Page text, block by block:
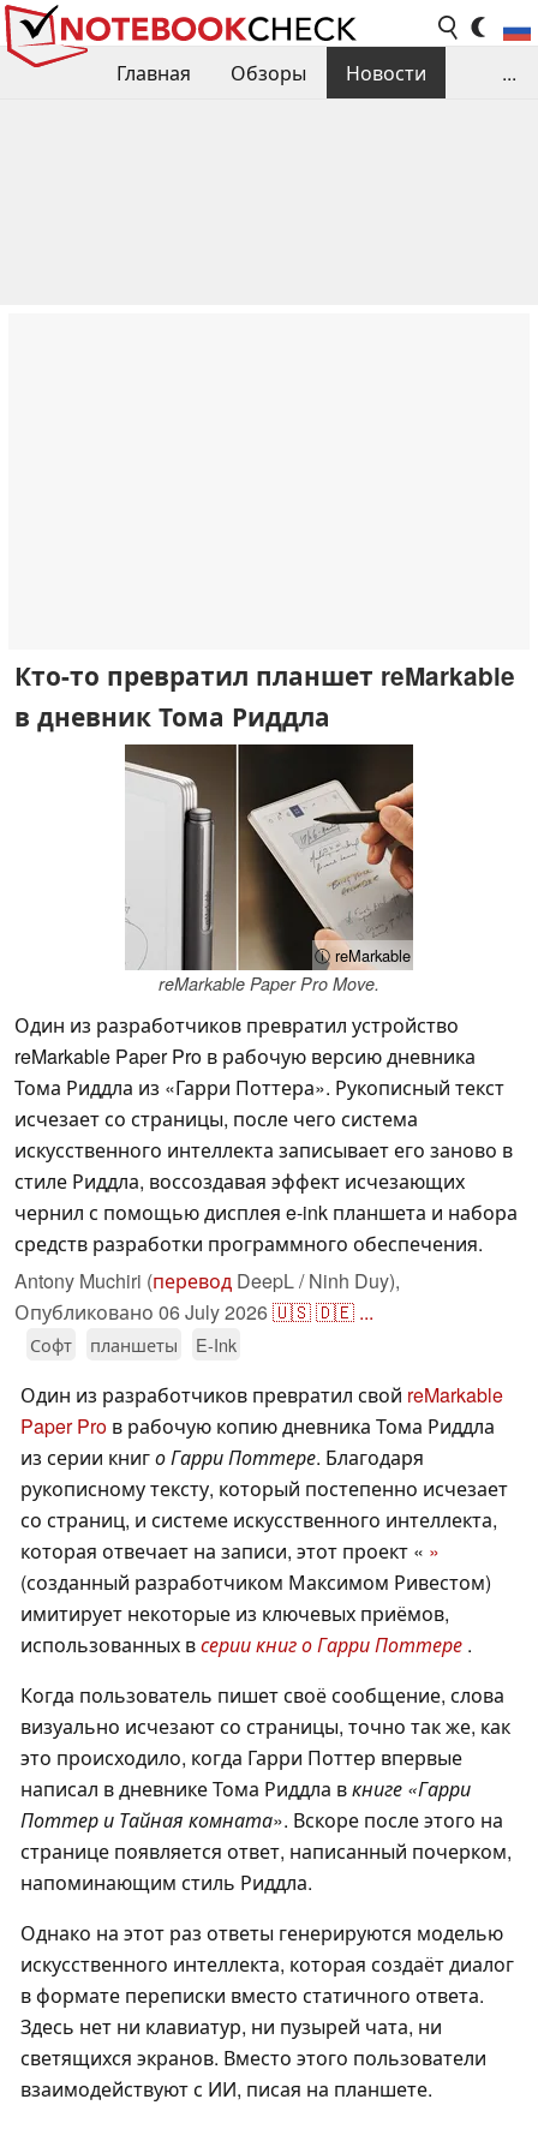
Главная Обзоры
Новости
...
Кто-то превратил планшет reMarkable
в дневник Тома Риддла
ⓘ reMarkable
reMarkable Paper Pro Move.
Один из разработчиков превратил устройство
reMarkable Paper Pro в рабочую версию дневника
Тома Риддла из «Гарри Поттера». Рукописный текст
исчезает со страницы, после чего система
искусственного интеллекта записывает его заново в
стиле Риддла, воссоздавая эффект исчезающих
чернил с помощью дисплея e-ink планшета и набора
средств разработки программного обеспечения.
Antony Muchiri (перевод DeepL / Ninh Duy),
Опубликовано 06 July 2026🇺🇸🇩🇪 ...
Софт планшеты E-Ink
Один из разработчиков превратил свой reMarkable
Paper Pro в рабочую копию дневника Тома Риддла
из серии книго Гарри Поттере. Благодаря
рукописному тексту, который постепенно исчезает
со страниц, и системе искусственного интеллекта,
которая отвечает на записи, этот проект « »
(созданный разработчиком Максимом Ривестом)
имитирует некоторые из ключевых приёмов,
использованных всерии книг о Гарри Поттере .
Когда пользователь пишет своё сообщение, слова
визуально исчезают со страницы, точно так же, как
это происходило, когда Гарри Поттер впервые
написал в дневнике Тома Риддла вкниге «Гарри
Поттер и Тайная комната». Вскоре после этого на
странице появляется ответ, написанный почерком,
напоминающим стиль Риддла.
Однако на этот раз ответы генерируются моделью
искусственного интеллекта, которая создаёт диалог
в формате переписки вместо статичного ответа.
Здесь нет ни клавиатур, ни пузырей чата, ни
светящихся экранов. Вместо этого пользователи
взаимодействуют с ИИ, писая на планшете.